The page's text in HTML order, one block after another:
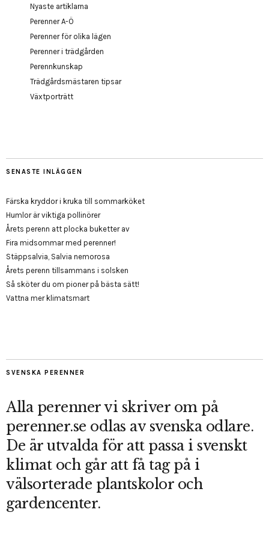
Nyaste artiklarna
Perenner A-Ö
Perenner för olika lägen
Perenner i trädgården
Perennkunskap
Trädgårdsmästaren tipsar
Växtporträtt
SENASTE INLÄGGEN
Färska kryddor i kruka till sommarköket
Humlor är viktiga pollinörer
Årets perenn att plocka buketter av
Fira midsommar med perenner!
Stäppsalvia, Salvia nemorosa
Årets perenn tillsammans i solsken
Så sköter du om pioner på bästa sätt!
Vattna mer klimatsmart
SVENSKA PERENNER
Alla perenner vi skriver om på
perenner.se odlas av svenska odlare.
De är utvalda för att passa i svenskt
klimat och går att få tag på i
välsorterade plantskolor och
gardencenter.